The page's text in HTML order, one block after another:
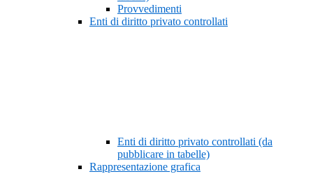
Provvedimenti
Enti di diritto privato controllati
Enti di diritto privato controllati (da
pubblicare in tabelle)
Rappresentazione grafica